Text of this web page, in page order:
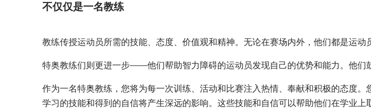
不仅仅是一名教练
教练传授运动员所需的技能、态度、价值观和精神。无论在赛场内外，他们都是运动
特奥教练们则更进一步——他们帮助智力障碍的运动员发现自己的优势和能力。他们
作为一名特奥教练，您将为每一次训练、活动和比赛注入热情、奉献和积极的态度
学习的技能和得到的自信将产生深远的影响。这些技能和自信可以帮助他们在学业上